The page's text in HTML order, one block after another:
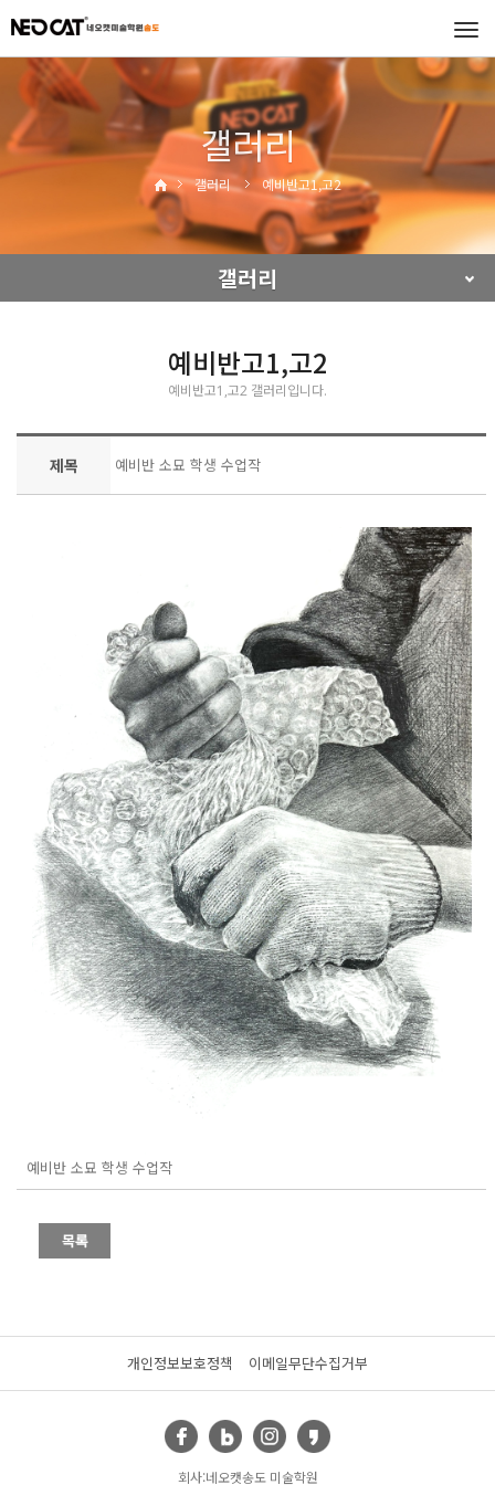
갤러리
갤러리 예비반고1,고2
갤러리
예비반고1,고2
예비반고1,고2 갤러리입니다.
제목 예비반 소묘 학생 수업작
예비반 소묘 학생 수업작
개인정보보호정책 이메일무단수집거부
회사:네오캣송도 미술학원